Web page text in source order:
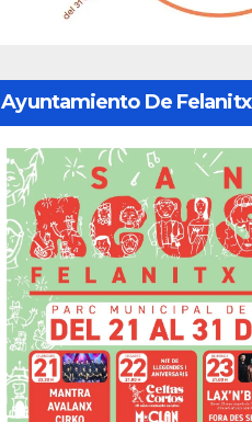
Ayuntamiento De Felanitx